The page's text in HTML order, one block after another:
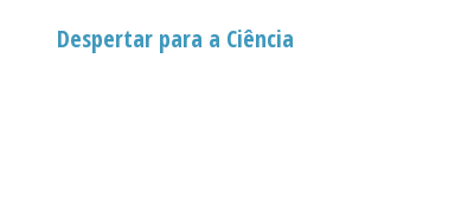
Despertar para a Ciência